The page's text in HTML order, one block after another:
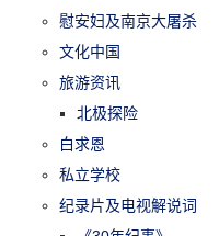
慰安妇及南京大屠杀
文化中国
旅游资讯
北极探险
白求恩
私立学校
纪录片及电视解说词